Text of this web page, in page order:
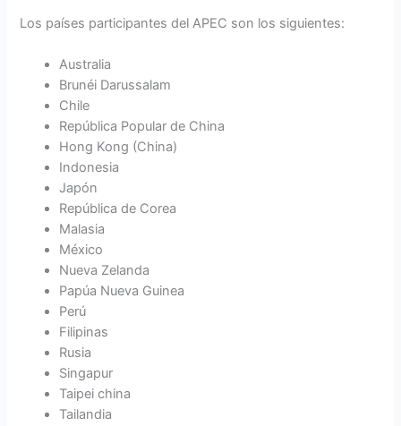
Los países participantes del APEC son los siguientes:
Australia
Brunéi Darussalam
Chile
República Popular de China
Hong Kong (China)
Indonesia
Japón
República de Corea
Malasia
México
Nueva Zelanda
Papúa Nueva Guinea
Perú
Filipinas
Rusia
Singapur
Taipei china
Tailandia